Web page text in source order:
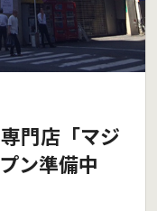
門店「マジ
ン準備中